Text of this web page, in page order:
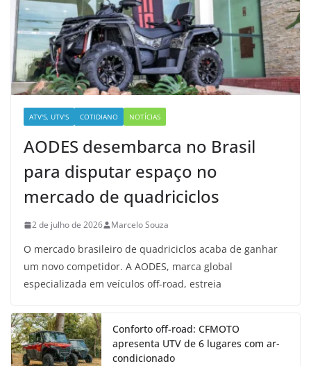
ATV'S, UTV'S COTIDIANO NOTÍCIAS
AODES desembarca no Brasil
para disputar espaço no
mercado de quadriciclos
2 de julho de 2026 Marcelo Souza
O mercado brasileiro de quadriciclos acaba de ganhar
um novo competidor. A AODES, marca global
especializada em veículos off-road, estreia
Conforto off-road: CFMOTO
apresenta UTV de 6 lugares com ar-
condicionado